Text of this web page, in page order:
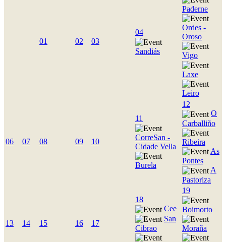
01 02 03
04
Sandiás
Paderne
Ordes -
Oroso
Vigo
Laxe
Leiro
06 07 08 09 10
11
CorreSan -
Cidade Vella
Burela
12
O
Carballiño
Ribeira
As
Pontes
A
Pastoriza
13 14 15 16 17
18
Cee
San
Cibrao
19
Boimorto
Moraña